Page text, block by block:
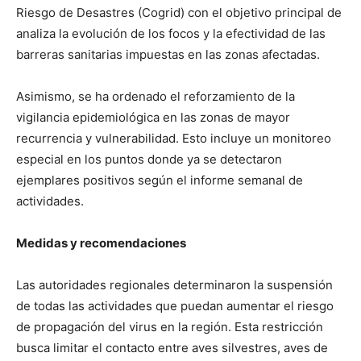
Riesgo de Desastres (Cogrid) con el objetivo principal de
analiza la evolución de los focos y la efectividad de las
barreras sanitarias impuestas en las zonas afectadas.
Asimismo, se ha ordenado el reforzamiento de la
vigilancia epidemiológica en las zonas de mayor
recurrencia y vulnerabilidad. Esto incluye un monitoreo
especial en los puntos donde ya se detectaron
ejemplares positivos según el informe semanal de
actividades.
Medidas y recomendaciones
Las autoridades regionales determinaron la suspensión
de todas las actividades que puedan aumentar el riesgo
de propagación del virus en la región. Esta restricción
busca limitar el contacto entre aves silvestres, aves de